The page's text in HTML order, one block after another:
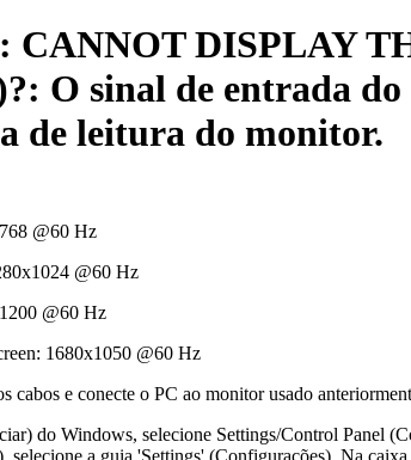
CANNOT DISPLAY
O sinal de entrada do
de leitura do monitor.
@60 Hz
@60 Hz
@60 Hz
1680x1050 @60 Hz
cabos e conecte o PC ao monitor usado
do Windows, selecione Settings/Control Panel